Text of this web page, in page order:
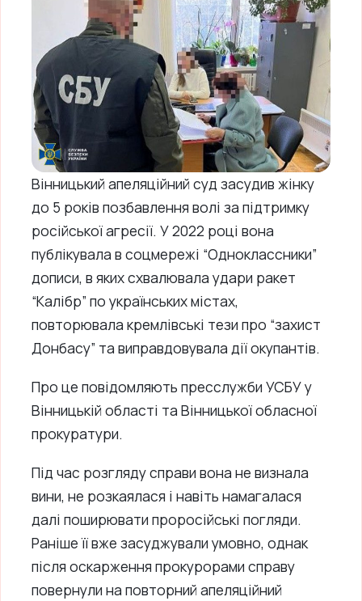
Вінницький апеляційний суд засудив жінку
до 5 років позбавлення волі за підтримку
російської агресії. У 2022 році вона
публікувала в соцмережі “Одноклассники”
дописи, в яких схвалювала удари ракет
“Калібр” по українських містах,
повторювала кремлівські тези про “захист
Донбасу” та виправдовувала дії окупантів.
Про це повідомляють пресслужби УСБУ у
Вінницькій області та Вінницької обласної
прокуратури.
Під час розгляду справи вона не визнала
вини, не розкаялася і навіть намагалася
далі поширювати проросійські погляди.
Раніше її вже засуджували умовно, однак
після оскарження прокурорами справу
повернули на повторний апеляційний